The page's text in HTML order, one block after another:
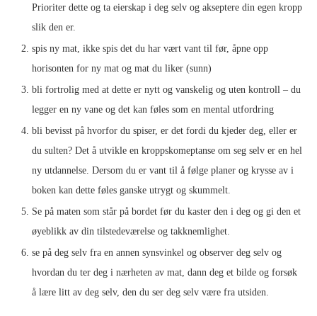
Prioriter dette og ta eierskap i deg selv og akseptere din egen kropp
slik den er.
spis ny mat, ikke spis det du har vært vant til før, åpne opp
horisonten for ny mat og mat du liker (sunn)
bli fortrolig med at dette er nytt og vanskelig og uten kontroll – du
legger en ny vane og det kan føles som en mental utfordring
bli bevisst på hvorfor du spiser, er det fordi du kjeder deg, eller er
du sulten? Det å utvikle en kroppskomeptanse om seg selv er en hel
ny utdannelse. Dersom du er vant til å følge planer og krysse av i
boken kan dette føles ganske utrygt og skummelt.
Se på maten som står på bordet før du kaster den i deg og gi den et
øyeblikk av din tilstedeværelse og takknemlighet.
se på deg selv fra en annen synsvinkel og observer deg selv og
hvordan du ter deg i nærheten av mat, dann deg et bilde og forsøk
å lære litt av deg selv, den du ser deg selv være fra utsiden.